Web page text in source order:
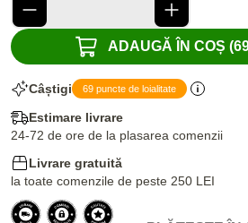
ADAUGĂ ÎN COȘ
Câștigi 69 puncte de loialitate
Estimare livrare
24-72 de ore de la plasarea comenzii
Livrare gratuită
la toate comenzile de peste 250 LEI